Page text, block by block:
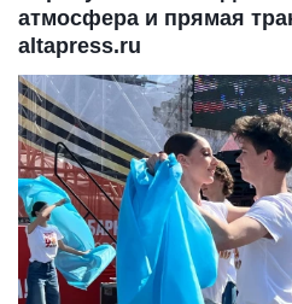
атмосфера и прямая
altapress.ru